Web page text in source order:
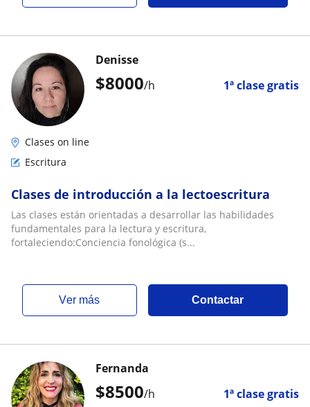
$8000/h 1ª clase gratis
Denisse
Clases on line
Escritura
Clases de introducción a la lectoescritura
Las clases están orientadas a desarrollar las habilidades
fundamentales para la lectura y escritura,
fortaleciendo:Conciencia fonológica (s...
ver más Contactar
$8500/h 1ª clase gratis
Fernanda